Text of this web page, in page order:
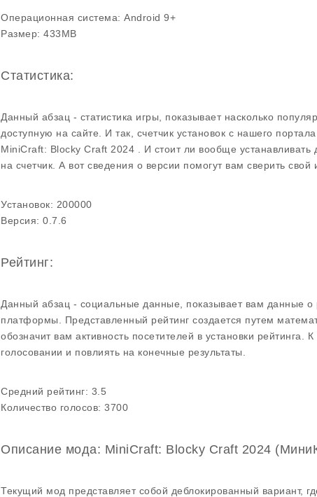
Операционная система: Android 9+
Размер: 433MB
Статистика:
Данный абзац - статистика игры, показывает насколько
доступную на сайте. И так, счетчик установок с нашего
MiniCraft: Blocky Craft 2024 . И стоит ли вообще
на счетчик. А вот сведения о версии помогут вам сверить
Установок: 200000
Версия: 0.7.6
Рейтинг:
Данный абзац - социальные данные, показывает вам данные о
платформы. Представленный рейтинг создается путем
обозначит вам активность посетителей в установки
голосовании и повлиять на конечные результаты.
Средний рейтинг: 3.5
Количество голосов: 3700
Описание мода: MiniCraft: Blocky Craft 2024
Текущий мод представляет собой деблокированный вариант,